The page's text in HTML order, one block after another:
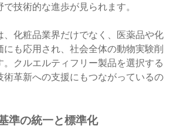
技術的な進歩が見られます。
、化粧品業界だけでなく、医薬品や化
にも応用され、社会全体の動物実験削
クルエルティフリー製品を選択する
術革新への支援にもつながっているの
準の統一と標準化